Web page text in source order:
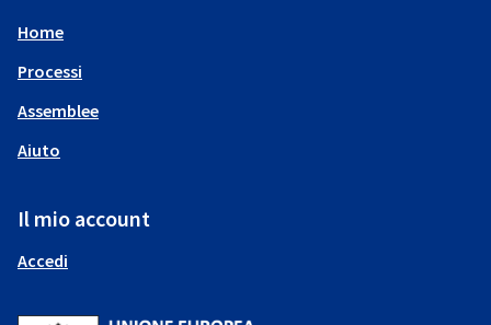
Home
Processi
Assemblee
Aiuto
Il mio account
Accedi